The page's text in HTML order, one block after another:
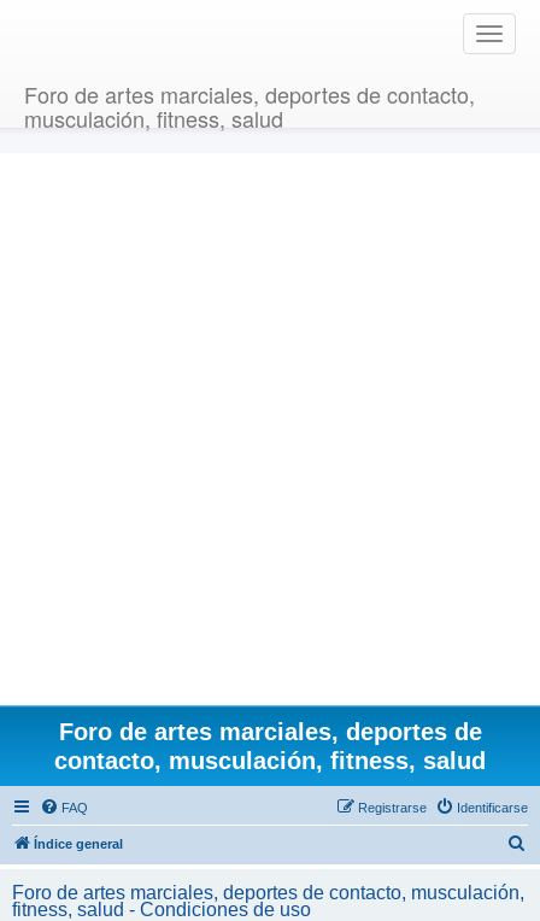
T
o
Foro de artes marciales, deportes de contacto,
musculación, fitness, salud
Foro de artes marciales, deportes de
contacto, musculación, fitness, salud
FAQ Identificarse
Registrarse
Índice general
Foro de artes marciales, deportes de contacto, musculación,
fitness, salud - Condiciones de uso